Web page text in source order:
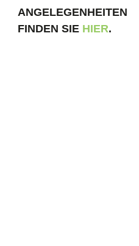
ANGELEGENHEITEN
FINDEN SIE HIER.